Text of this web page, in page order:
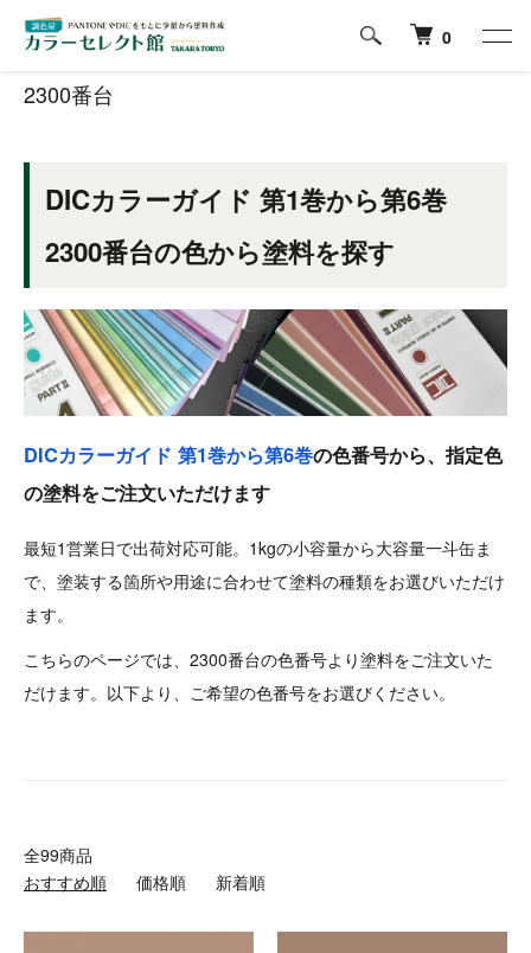
0
ホーム DICカラーガイド 第1巻～第6巻の色から塗料を探す 2300番台
2300番台
DICカラーガイド 第1巻から第6巻
2300番台の色から塗料を探す
DICカラーガイド 第1巻から第6巻の色番号から、指定色
の塗料をご注文いただけます
最短1営業日で出荷対応可能。1kgの小容量から大容量一斗缶ま
で、塗装する箇所や用途に合わせて塗料の種類をお選びいただけ
ます。
こちらのページでは、2300番台の色番号より塗料をご注文いた
だけます。以下より、ご希望の色番号をお選びください。
全99商品
おすすめ順
価格順 新着順